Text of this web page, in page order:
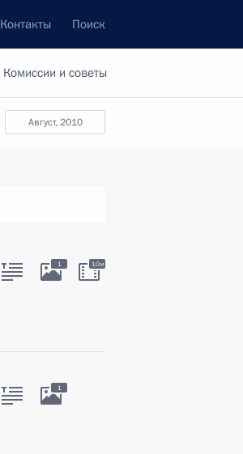
Контакты Поиск
Комиссии и советы
август, 2010
1 10м
1